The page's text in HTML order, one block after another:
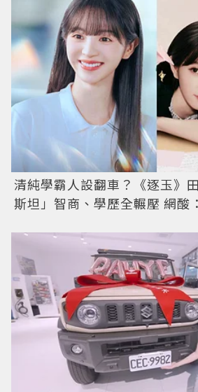
清純學霸人設翻車？《逐玉》
斯坦」智商、學歷全輾壓 網酸